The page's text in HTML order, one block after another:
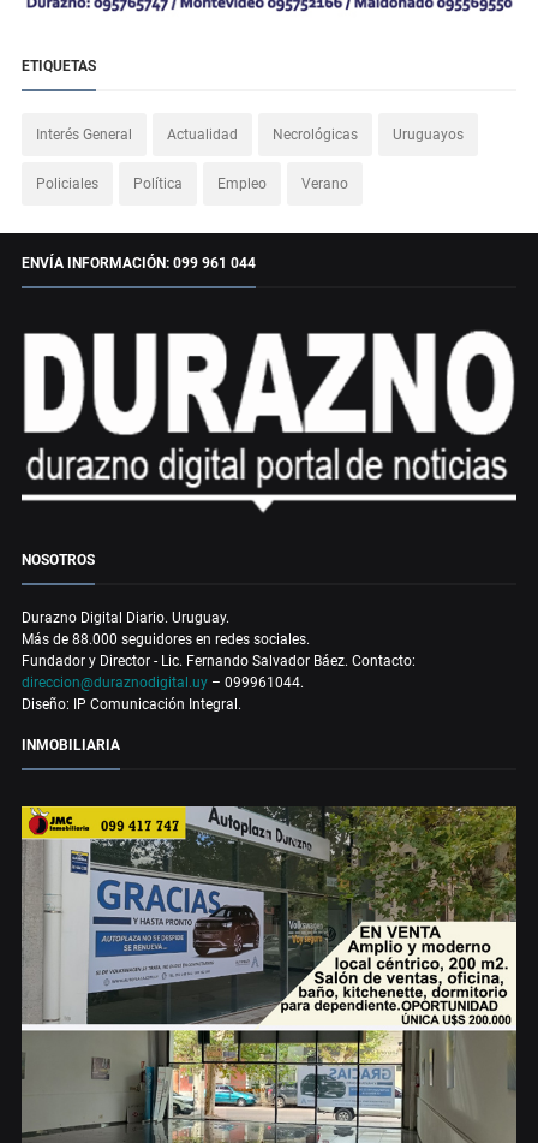
ETIQUETAS
Interés General Actualidad Necrológicas Uruguayos
Policiales Política Empleo Verano
ENVÍA INFORMACIÓN: 099 961 044
NOSOTROS
Durazno Digital Diario. Uruguay.
Más de 88.000 seguidores en redes sociales.
Fundador y Director - Lic. Fernando Salvador Báez. Contacto:
direccion@duraznodigital.uy – 099961044.
Diseño: IP Comunicación Integral.
INMOBILIARIA